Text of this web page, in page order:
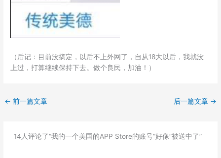
（后记：目前没搞定，以后不上外网了，自从18大以后，我就没
上过，打算继续保持下去。做个良民，加油！）
← 前一篇文章 后一篇文章 →
14人评论了“我的一个美国的APP Store的账号“好像”被送中了”